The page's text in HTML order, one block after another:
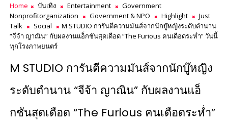
Home บันเทิง Entertainment
Government
Nonprofitorganization
Government & NPO Highlight
Just
Talk
Social
M STUDIO การันตีความมันส์จากนักบู๊หญิงระดับตำนาน
“จีจ้า ญาณิน” กับผลงานแอ็กชันสุดเดือด “The Furious คนเดือดระห่ำ” วันนี้
ทุกโรงภาพยนตร์
M STUDIO การันตีความมันส์จากนักบู๊หญิง
ระดับตำนาน “จีจ้า ญาณิน” กับผลงานแอ็
กชันสุดเดือด “The Furious คนเดือดระห่ำ”